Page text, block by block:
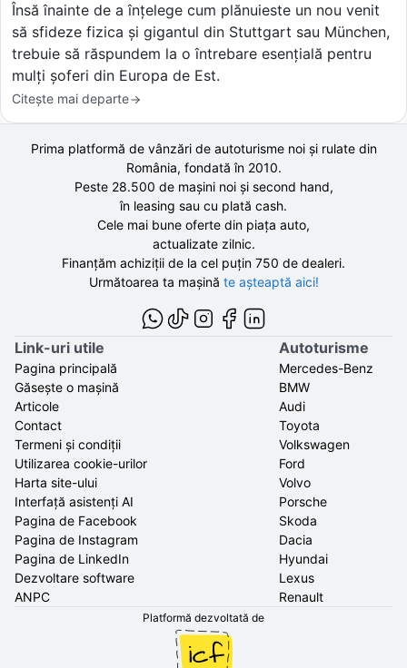
Însă înainte de a înțelege cum plănuieste un nou venit
să sfideze fizica și gigantul din Stuttgart sau München,
trebuie să răspundem la o întrebare esențială pentru
mulți șoferi din Europa de Est.
Citește mai departe
Prima platformă de vânzări de autoturisme noi și rulate din
România, fondată în 2010.
Peste 28.500 demașini noi și second hand,
în leasing sau cu plată cash.
Cele mai bune oferte din piața auto,
actualizate zilnic.
Finanțăm achiziții de la cel puțin 750 de dealeri.
Următoarea ta mașină te așteaptă aici!
Link-uri utile
Pagina principală
Găsește o mașină
Articole
Contact
Termeni și condiții
Utilizarea cookie-urilor
Harta site-ului
Interfață asistenți AI
Pagina de Facebook
Pagina de Instagram
Pagina de LinkedIn
Dezvoltare software
ANPC
Autoturisme
Mercedes-Benz
BMW
Audi
Toyota
Volkswagen
Ford
Volvo
Porsche
Skoda
Dacia
Hyundai
Lexus
Renault
Platformă dezvoltată de